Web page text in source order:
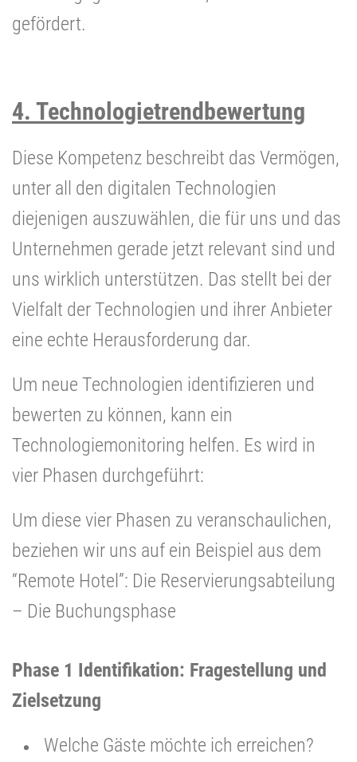
gefördert.
4. Technologietrendbewertung
Diese Kompetenz beschreibt das Vermögen,
unter all den digitalen Technologien
diejenigen auszuwählen, die für uns und das
Unternehmen gerade jetzt relevant sind und
uns wirklich unterstützen. Das stellt bei der
Vielfalt der Technologien und ihrer Anbieter
eine echte Herausforderung dar.
Um neue Technologien identifizieren und
bewerten zu können, kann ein
Technologiemonitoring helfen. Es wird in
vier Phasen durchgeführt:
Um diese vier Phasen zu veranschaulichen,
beziehen wir uns auf ein Beispiel aus dem
“Remote Hotel”: Die Reservierungsabteilung
– Die Buchungsphase
Phase 1 Identifikation: Fragestellung und
Zielsetzung
Welche Gäste möchte ich erreichen?